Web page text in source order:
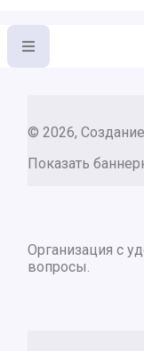
© 2026,
Показать
Организация с
вопросы.